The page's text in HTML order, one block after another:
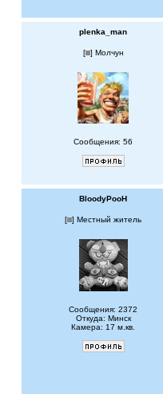
plenka_man
[ ] Молчун
Сообщения: 56
BloodyPooH
[ ] Местный житель
Сообщения: 2372
Откуда: Минск
Камера: 17 м.кв.